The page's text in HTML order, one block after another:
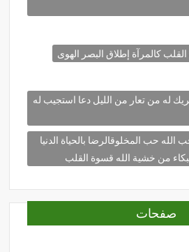
كالمرآة إطلاق البصر الهوى
شريك له من تعار من الليل دعا استجيب له
الله حب المخلوقالرضا بالحياة الدنيا
من خشية الله قسوة القلب
صفحات